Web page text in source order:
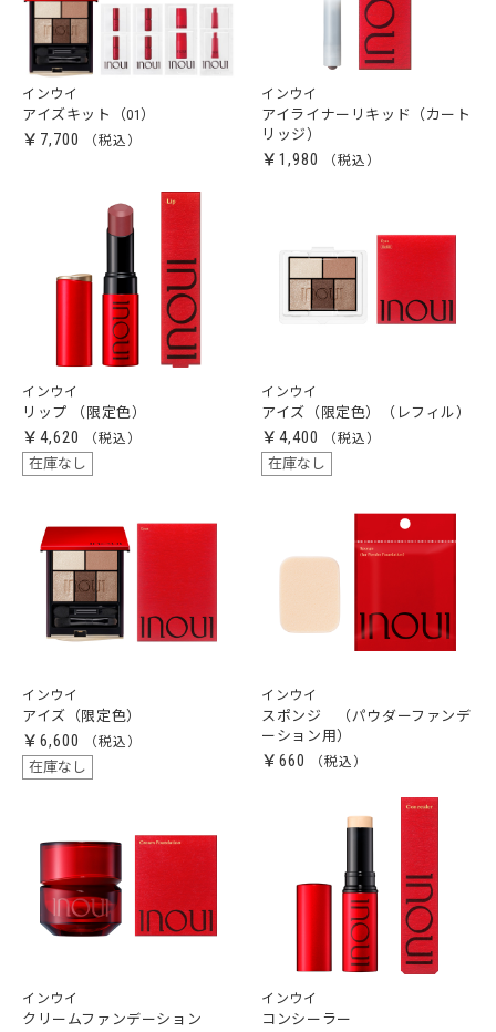
インウイ
アイズキット（01）
￥7,700
インウイ
アイライナーリキッド（カート
リッジ）
￥1,980
インウイ
リップ （限定色）
￥4,620
在庫なし
インウイ
アイズ（限定色）（レフィル）
￥4,400
在庫なし
インウイ
アイズ（限定色）
￥6,600
在庫なし
インウイ
スポンジ （パウダーファンデ
ーション用）
￥660
インウイ
クリームファンデーション
インウイ
コンシーラー